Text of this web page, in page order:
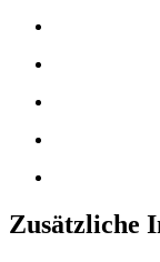
Zusätzliche